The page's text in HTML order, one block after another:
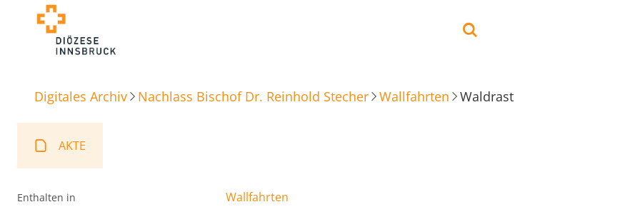
Digitales Archiv Nachlass Bischof Dr. Reinhold Stecher Wallfahrten Waldrast
AKTE
Enthalten in Wallfahrten